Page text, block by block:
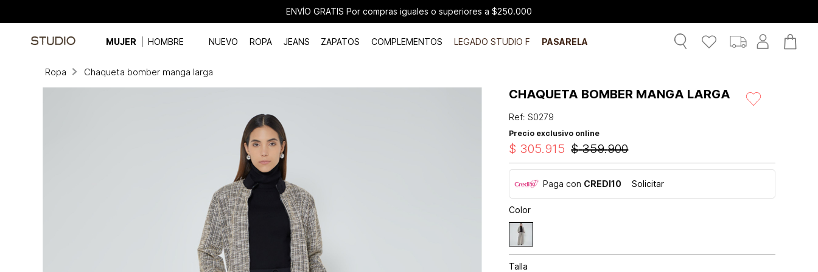
ENVÍO GRATIS Por compras iguales o superiores a $250.000
MUJER HOMBRE NUEVO ROPA JEANS ZAPATOS COMPLEMENTOS LEGADO STUDIO F PASARELA
Ropa Chaqueta bomber manga larga
CHAQUETA BOMBER MANGA LARGA
Ref:S0279
Precio exclusivo online
$ 359.900
$ 305.915
Paga con CREDI10 Solicitar
Color
Talla